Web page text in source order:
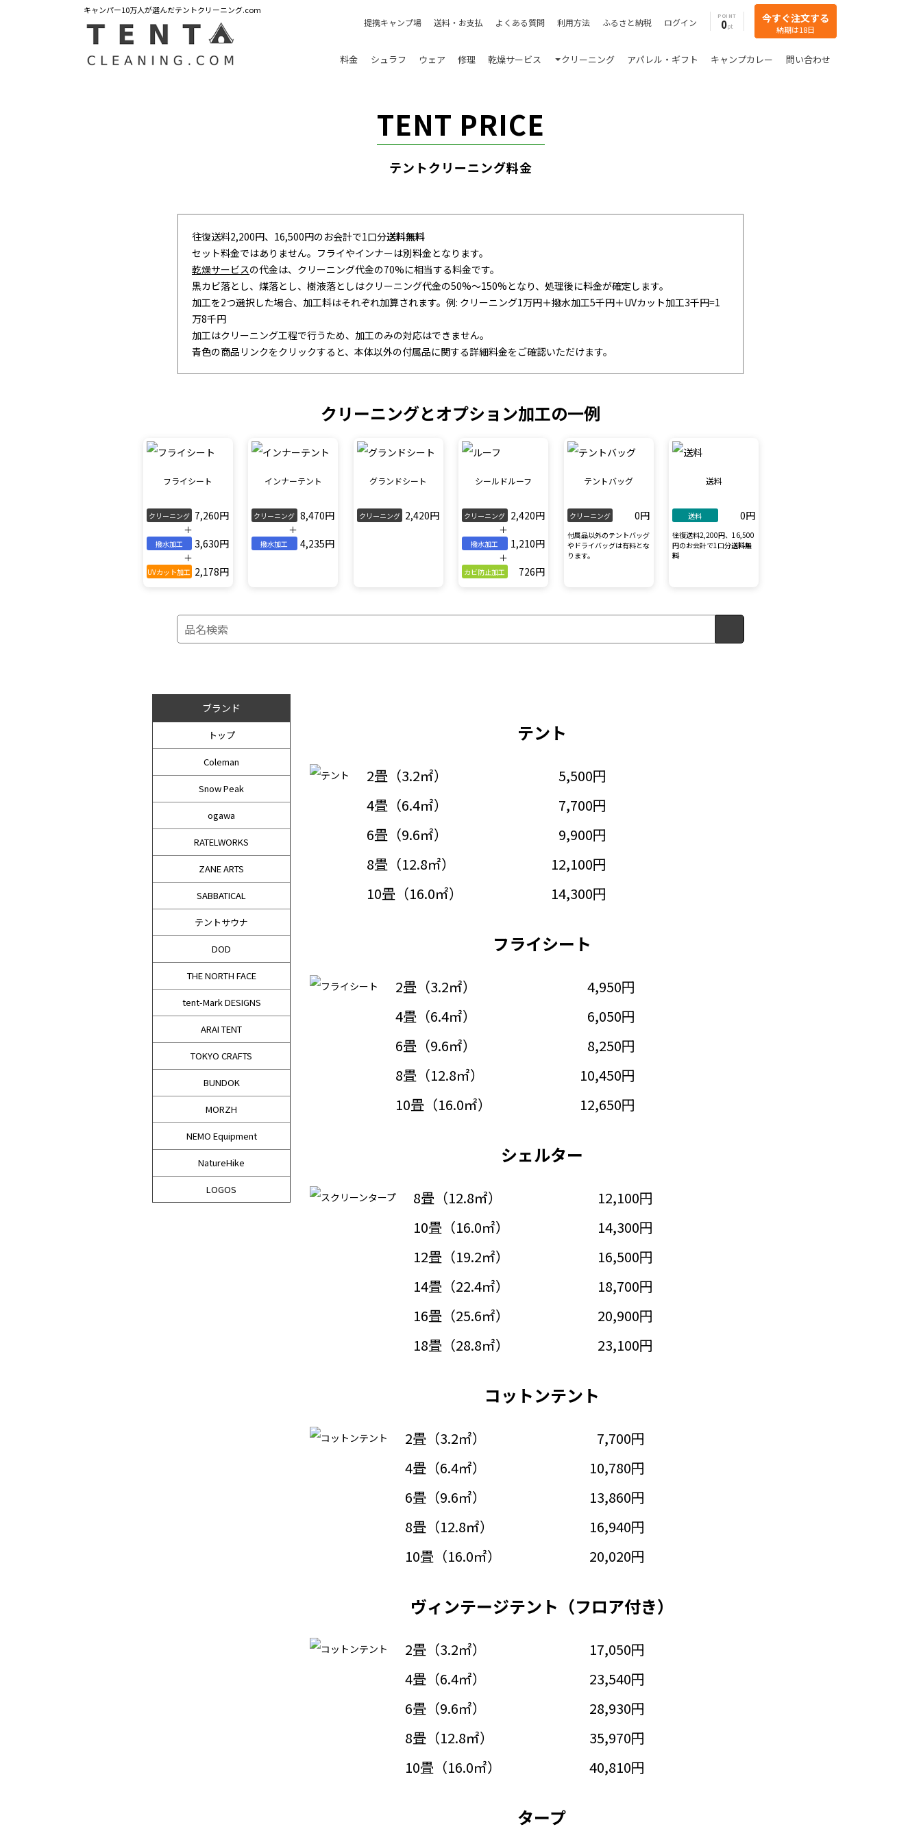
キャンパー10万人が選んだテントクリーニング.com
提携キャンプ場 送料・お支払 よくある質問 利用方法 ふるさと納税 ログイン
POINT
0 今すぐ注文する
納期は18日
料金 シュラフ ウェア 修理 乾燥サービス クリーニング アパレル・ギフト キャンプカレー 問い合わせ
TENT PRICE
テントクリーニング料金
往復送料2,200円、16,500円のお会計で1口分送料無料
セット料金ではありません。フライやインナーは別料金となります。
乾燥サービスの代金は、クリーニング代金の70%に相当する料金です。
黒カビ落とし、煤落とし、樹液落としはクリーニング代金の50%～150%となり、処理後に料金が確定します。
加工を2つ選択した場合、加工料はそれぞれ加算されます。例: クリーニング1万円＋撥水加工5千円＋UVカット加工3千円=1
万8千円
加工はクリーニング工程で行うため、加工のみの対応はできません。
青色の商品リンクをクリックすると、本体以外の付属品に関する詳細料金をご確認いただけます。
クリーニングとオプション加工の一例
フライシート
クリーニング 7,260円
＋
撥水加工 3,630円
＋
UVカット加工 2,178円
インナーテント
クリーニング 8,470円
＋
撥水加工 4,235円
グランドシート
クリーニング 2,420円
シールドルーフ
クリーニング 2,420円
＋
撥水加工 1,210円
＋
カビ防止加工 726円
テントバッグ
クリーニング 0円
付属品以外のテントバッグ
やドライバッグは有料とな
ります。
送料
送料 0円
往復送料2,200円、16,500
円のお会計で1口分送料無
料
ブランド
トップ
Coleman
Snow Peak
ogawa
RATELWORKS
ZANE ARTS
SABBATICAL
テントサウナ
DOD
THE NORTH FACE
tent-Mark DESIGNS
ARAI TENT
TOKYO CRAFTS
BUNDOK
MORZH
NEMO Equipment
NatureHike
LOGOS
テント
2畳（3.2㎡）
5,500円
4畳（6.4㎡）
7,700円
6畳（9.6㎡）
9,900円
8畳（12.8㎡）
12,100円
10畳（16.0㎡）
14,300円
フライシート
2畳（3.2㎡）
4,950円
4畳（6.4㎡）
6,050円
6畳（9.6㎡）
8,250円
8畳（12.8㎡）
10,450円
10畳（16.0㎡）
12,650円
シェルター
8畳（12.8㎡）
12,100円
10畳（16.0㎡）
14,300円
12畳（19.2㎡）
16,500円
14畳（22.4㎡）
18,700円
16畳（25.6㎡）
20,900円
18畳（28.8㎡）
23,100円
コットンテント
2畳（3.2㎡）
7,700円
4畳（6.4㎡）
10,780円
6畳（9.6㎡）
13,860円
8畳（12.8㎡）
16,940円
10畳（16.0㎡）
20,020円
ヴィンテージテント（フロア付き）
2畳（3.2㎡）
17,050円
4畳（6.4㎡）
23,540円
6畳（9.6㎡）
28,930円
8畳（12.8㎡）
35,970円
10畳（16.0㎡）
40,810円
タープ